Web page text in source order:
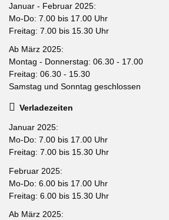
Januar - Februar 2025:
Mo-Do: 7.00 bis 17.00 Uhr
Freitag: 7.00 bis 15.30 Uhr
Ab März 2025:
Montag - Donnerstag: 06.30 - 17.00
Freitag: 06.30 - 15.30
Samstag und Sonntag geschlossen
Verladezeiten
Januar 2025:
Mo-Do: 7.00 bis 17.00 Uhr
Freitag: 7.00 bis 15.30 Uhr
Februar 2025:
Mo-Do: 6.00 bis 17.00 Uhr
Freitag: 6.00 bis 15.30 Uhr
Ab März 2025: